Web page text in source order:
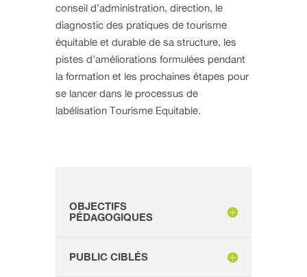
conseil d’administration, direction, le
diagnostic des pratiques de tourisme
équitable et durable de sa structure, les
pistes d’améliorations formulées pendant
la formation et les prochaines étapes pour
se lancer dans le processus de
labélisation Tourisme Equitable.
OBJECTIFS
PÉDAGOGIQUES
PUBLIC CIBLÉS